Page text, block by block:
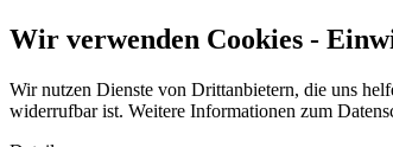
Wir verwenden Cookies -
Wir nutzen Dienste von Drittanbietern, die uns
widerrufbar ist. Weitere Informationen zum